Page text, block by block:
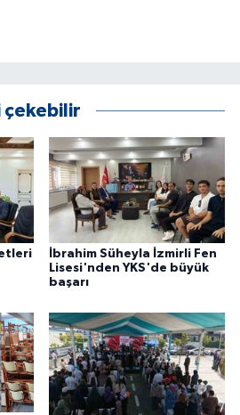
çekebilir
İbrahim Süheyla İzmirli Fen
Lisesi'nden YKS'de büyük
başarı